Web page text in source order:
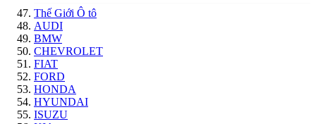
Thế Giới Ô tô
AUDI
BMW
CHEVROLET
FIAT
FORD
HONDA
HYUNDAI
ISUZU